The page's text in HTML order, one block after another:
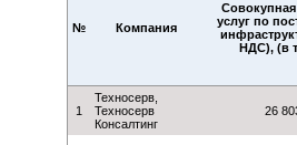
№ Компания
услуг по
НДС), (в
1
Техносерв,
Техносерв
Консалтинг
26